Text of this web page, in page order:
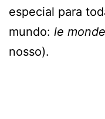
especial para
mundo: le
nosso).